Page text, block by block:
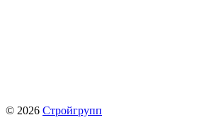
© 2026 Стройгрупп